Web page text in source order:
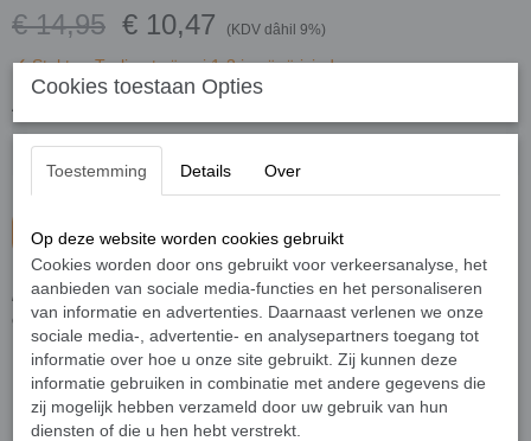
€ 14,95 € 10,47 (KDV dâhil 9%)
✓Stokta- Teslimat süresi 1-3 iş günü içinde
Adet
Sepete ekle
Huzur,modern dünyada, moda dışı bir kelime
gibi duruyor artık. Oysa,
Huzur; ne tatlı bir kelimedir.
Huzur; ruhun, zihnin ve bedenin sükûnet bulma hâlidir.
Cookies toestaan Opties
Toestemming Details Over
Op deze website worden cookies gebruikt
Cookies worden door ons gebruikt voor verkeersanalyse, het
aanbieden van sociale media-functies en het personaliseren
van informatie en advertenties. Daarnaast verlenen we onze
sociale media-, advertentie- en analysepartners toegang tot
informatie over hoe u onze site gebruikt. Zij kunnen deze
informatie gebruiken in combinatie met andere gegevens die
zij mogelijk hebben verzameld door uw gebruik van hun
diensten of die u hen hebt verstrekt.